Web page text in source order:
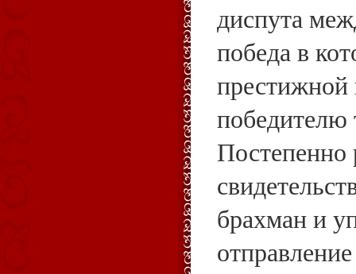
диспута
победа в
престижной
победителю
Постепенно
брахман и